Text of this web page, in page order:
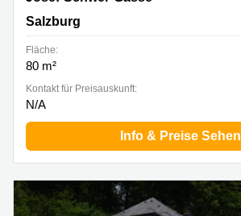
Salzburg
Fläche:
80 m²
Kontakt für Preisauskunft:
N/A
Info & Preise Sehen